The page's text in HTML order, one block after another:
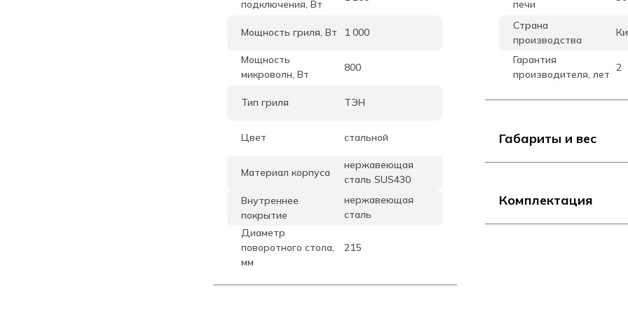
подключения, Вт
Мощность гриля, Вт 1 000
Мощность
микроволн, Вт
800
Тип гриля ТЭН
Цвет стальной
Материал корпуса
нержавеющая
сталь SUS430
Внутреннее
покрытие
нержавеющая
сталь
Диаметр
поворотного стола,
мм
215
печи
Страна
производства
Гарантия
производителя, лет
2
Габариты и вес
Комплектация